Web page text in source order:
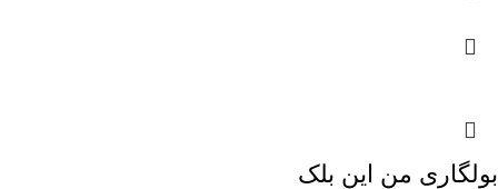
بولگاری من این بلک